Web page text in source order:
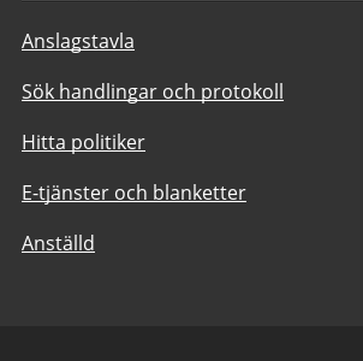
Anslagstavla
Sök handlingar och protokoll
Hitta politiker
E-tjänster och blanketter
Anställd